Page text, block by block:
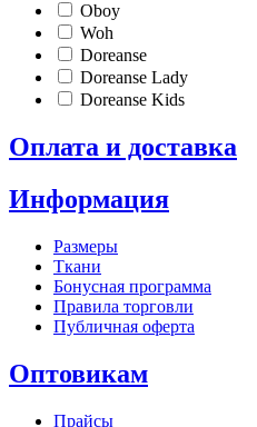
Oboy
Woh
Doreanse
Doreanse Lady
Doreanse Kids
Оплата и доставка
Информация
Размеры
Ткани
Бонусная программа
Правила торговли
Публичная оферта
Оптовикам
Прайсы